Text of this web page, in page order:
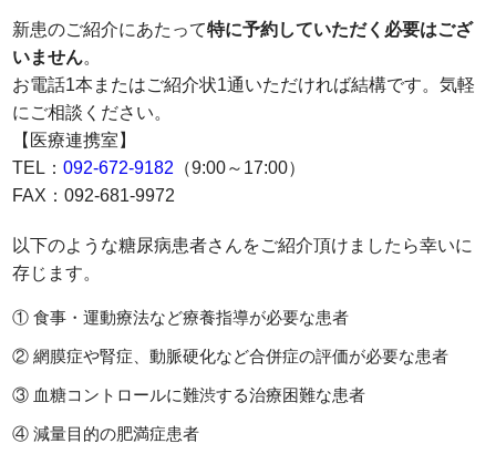
新患のご紹介にあたって特に予約していただく必要はござ
いません。
お電話1本またはご紹介状1通いただければ結構です。気軽
にご相談ください。
【医療連携室】
TEL：092-672-9182 （9:00～17:00）
FAX：092-681-9972
以下のような糖尿病患者さんをご紹介頂けましたら幸いに
存じます。
① 食事・運動療法など療養指導が必要な患者
② 網膜症や腎症、動脈硬化など合併症の評価が必要な患者
③ 血糖コントロールに難渋する治療困難な患者
④ 減量目的の肥満症患者